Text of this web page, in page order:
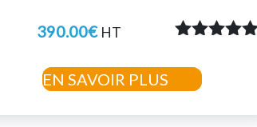
sur 5
390.00€ HT
EN SAVOIR PLUS